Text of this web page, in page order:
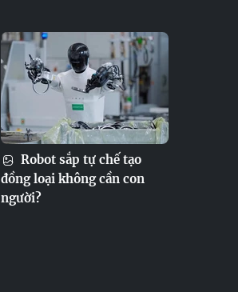
Robot sắp tự chế tạo
đồng loại không cần con
người?